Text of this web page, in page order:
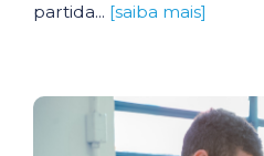
partida... [saiba mais]